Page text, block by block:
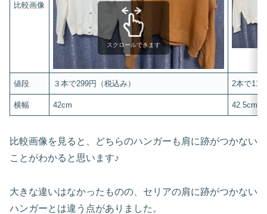
比較画像
値段 ３本で299円（税込み） 2本で110
横幅 42cm 42.5cm
スクロールできます
比較画像を見ると、どちらのハンガーも肩に跡がつかない
ことがわかると思います♪
大きな違いはなかったものの、セリアの肩に跡がつかない
ハンガーとは違う点がありました。